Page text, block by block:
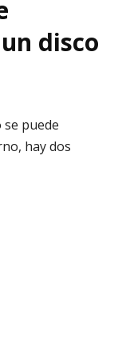
disco
puede
hay dos